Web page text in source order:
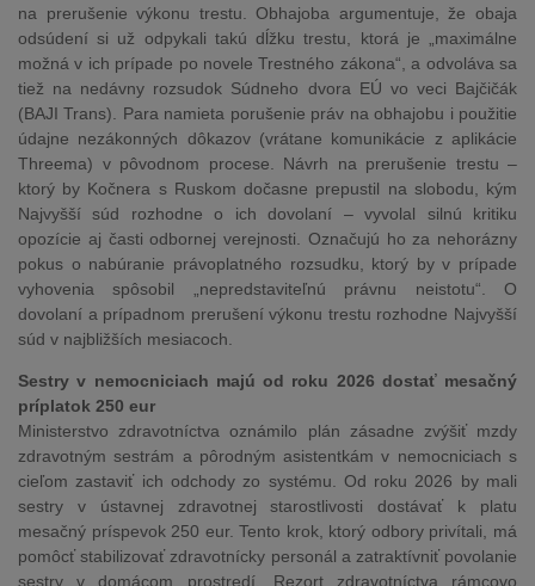
na prerušenie výkonu trestu. Obhajoba argumentuje, že obaja
odsúdení si už odpykali takú dĺžku trestu, ktorá je „maximálne
možná v ich prípade po novele Trestného zákona“, a odvoláva sa
tiež na nedávny rozsudok Súdneho dvora EÚ vo veci Bajčičák
(BAJI Trans). Para namieta porušenie práv na obhajobu i použitie
údajne nezákonných dôkazov (vrátane komunikácie z aplikácie
Threema) v pôvodnom procese. Návrh na prerušenie trestu –
ktorý by Kočnera s Ruskom dočasne prepustil na slobodu, kým
Najvyšší súd rozhodne o ich dovolaní – vyvolal silnú kritiku
opozície aj časti odbornej verejnosti. Označujú ho za nehorázny
pokus o nabúranie právoplatného rozsudku, ktorý by v prípade
vyhovenia spôsobil „nepredstaviteľnú právnu neistotu“. O
dovolaní a prípadnom prerušení výkonu trestu rozhodne Najvyšší
súd v najbližších mesiacoch.
Sestry v nemocniciach majú od roku 2026 dostať mesačný
príplatok 250 eur
Ministerstvo zdravotníctva oznámilo plán zásadne zvýšiť mzdy
zdravotným sestrám a pôrodným asistentkám v nemocniciach s
cieľom zastaviť ich odchody zo systému. Od roku 2026 by mali
sestry v ústavnej zdravotnej starostlivosti dostávať k platu
mesačný príspevok 250 eur. Tento krok, ktorý odbory privítali, má
pomôcť stabilizovať zdravotnícky personál a zatraktívniť povolanie
sestry v domácom prostredí. Rezort zdravotníctva rámcovo